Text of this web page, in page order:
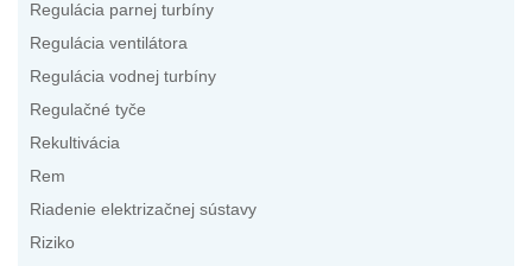
Regulácia parnej turbíny
Regulácia ventilátora
Regulácia vodnej turbíny
Regulačné tyče
Rekultivácia
Rem
Riadenie elektrizačnej sústavy
Riziko